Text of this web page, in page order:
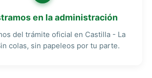
en la administración
del trámite oficial en Castilla - La
colas, sin papeleos por tu parte.